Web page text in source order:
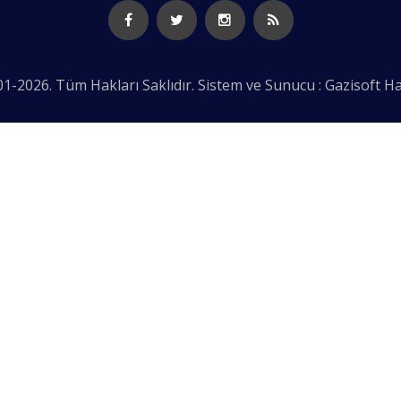
2026. Tüm Hakları Saklıdır. Sistem ve Sunucu : Gazisoft